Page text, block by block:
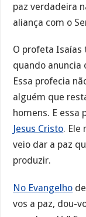
paz verdadeira
aliança com o
O profeta Isaías
quando anuncia
Essa profecia
alguém que
homens. E essa
Jesus Cristo. Ele
veio dar a paz
produzir.
No Evangelho
vos a paz, dou-